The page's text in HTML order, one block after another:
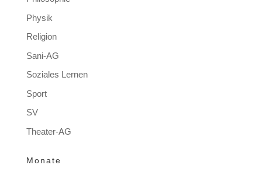
Physik
Religion
Sani-AG
Soziales Lernen
Sport
SV
Theater-AG
Monate